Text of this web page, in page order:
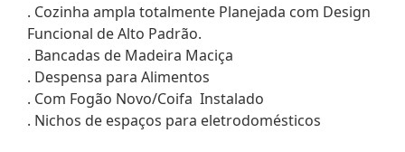
. Cozinha ampla totalmente Planejada com Design
Funcional de Alto Padrão.
. Bancadas de Madeira Maciça
. Despensa para Alimentos
. Com Fogão Novo/Coifa Instalado
. Nichos de espaços para eletrodomésticos